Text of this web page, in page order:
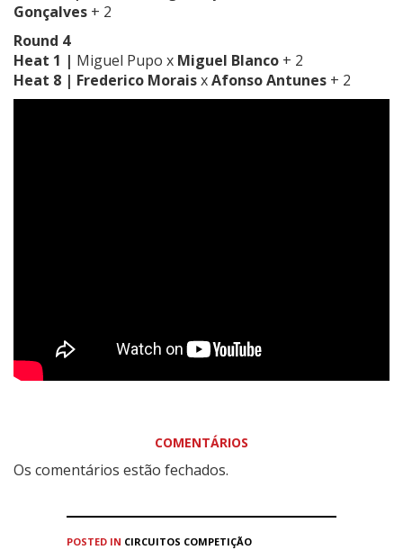
Gonçalves + 2
Round 4
Heat 1 | Miguel Pupo x Miguel Blanco + 2
Heat 8 | Frederico MoraisxAfonso Antunes + 2
COMENTÁRIOS
Os comentários estão fechados.
POSTED IN CIRCUITOS COMPETIÇÃO